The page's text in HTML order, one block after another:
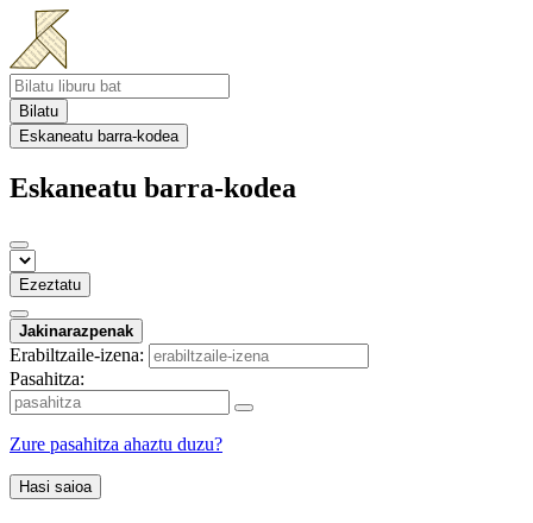
Bilatu
Eskaneatu barra-kodea
Eskaneatu barra-kodea
Ezeztatu
Jakinarazpenak
Erabiltzaile-izena:
Pasahitza:
Zure pasahitza ahaztu duzu?
Hasi saioa